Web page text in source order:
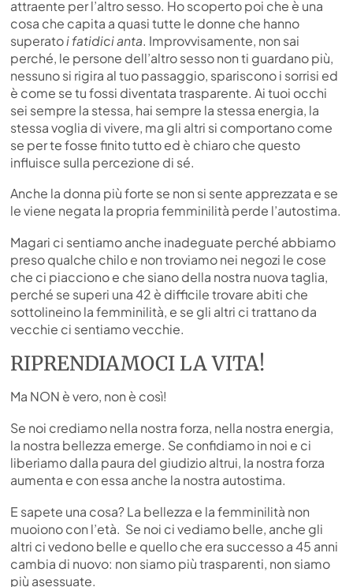
attraente per l’altro sesso. Ho scoperto poi che è una
cosa che capita a quasi tutte le donne che hanno
superatoi fatidici anta. Improvvisamente, non sai
perché, le persone dell’altro sesso non ti guardano più,
nessuno si rigira al tuo passaggio, spariscono i sorrisi ed
è come se tu fossi diventata trasparente. Ai tuoi occhi
sei sempre la stessa, hai sempre la stessa energia, la
stessa voglia di vivere, ma gli altri si comportano come
se per te fosse finito tutto ed è chiaro che questo
influisce sulla percezione di sé.
Anche la donna più forte se non si sente apprezzata e se
le viene negata la propria femminilità perde l’autostima.
Magari ci sentiamo anche inadeguate perché abbiamo
preso qualche chilo e non troviamo nei negozi le cose
che ci piacciono e che siano della nostra nuova taglia,
perché se superi una 42 è difficile trovare abiti che
sottolineino la femminilità, e se gli altri ci trattano da
vecchie ci sentiamo vecchie.
RIPRENDIAMOCI LA VITA!
Ma NON è vero, non è così!
Se noi crediamo nella nostra forza, nella nostra energia,
la nostra bellezza emerge. Se confidiamo in noi e ci
liberiamo dalla paura del giudizio altrui, la nostra forza
aumenta e con essa anche la nostra autostima.
E sapete una cosa? La bellezza e la femminilità non
muoiono con l’età. Se noi ci vediamo belle, anche gli
altri ci vedono belle e quello che era successo a 45 anni
cambia di nuovo: non siamo più trasparenti, non siamo
più asessuate.